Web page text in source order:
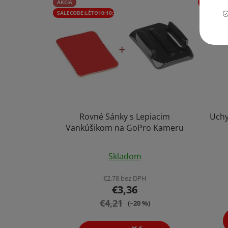
AKCIA
SALECODE:LÉTO10:10:%
Rovné Sánky s Lepiacim
Vankúšikom na GoPro Kameru
Skladom
€2,78 bez DPH
€3,36
€4,21 (–20 %)